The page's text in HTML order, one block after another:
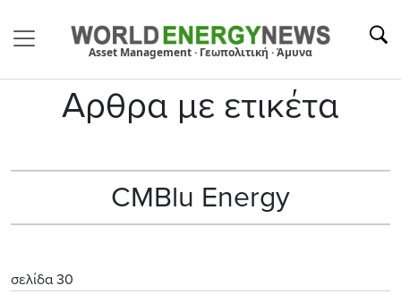
Asset Management · Γεωπολιτική · Άμυνα
Αρθρα με ετικέτα
CMBlu Energy
σελίδα 30